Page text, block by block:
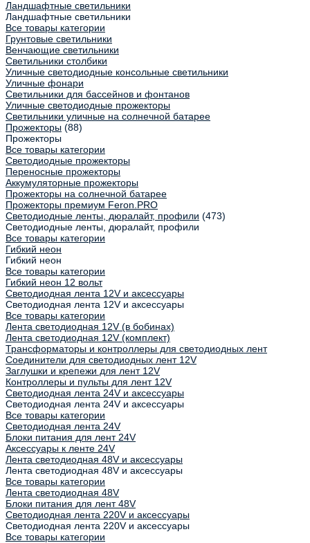
Ландшафтные светильники
Ландшафтные светильники
Все товары категории
Грунтовые светильники
Венчающие светильники
Светильники столбики
Уличные светодиодные консольные светильники
Уличные фонари
Светильники для бассейнов и фонтанов
Уличные светодиодные прожекторы
Светильники уличные на солнечной батарее
Прожекторы (88)
Прожекторы
Все товары категории
Светодиодные прожекторы
Переносные прожекторы
Аккумуляторные прожекторы
Прожекторы на солнечной батарее
Прожекторы премиум Feron.PRO
Светодиодные ленты, дюралайт, профили (473)
Светодиодные ленты, дюралайт, профили
Все товары категории
Гибкий неон
Гибкий неон
Все товары категории
Гибкий неон 12 вольт
Светодиодная лента 12V и аксессуары
Светодиодная лента 12V и аксессуары
Все товары категории
Лента светодиодная 12V (в бобинах)
Лента светодиодная 12V (комплект)
Трансформаторы и контроллеры для светодиодных лент
Соединители для светодиодных лент 12V
Заглушки и крепежи для лент 12V
Контроллеры и пульты для лент 12V
Светодиодная лента 24V и аксессуары
Светодиодная лента 24V и аксессуары
Все товары категории
Светодиодная лента 24V
Блоки питания для лент 24V
Аксессуары к ленте 24V
Лента светодиодная 48V и аксессуары
Лента светодиодная 48V и аксессуары
Все товары категории
Лента светодиодная 48V
Блоки питания для лент 48V
Светодиодная лента 220V и аксессуары
Светодиодная лента 220V и аксессуары
Все товары категории